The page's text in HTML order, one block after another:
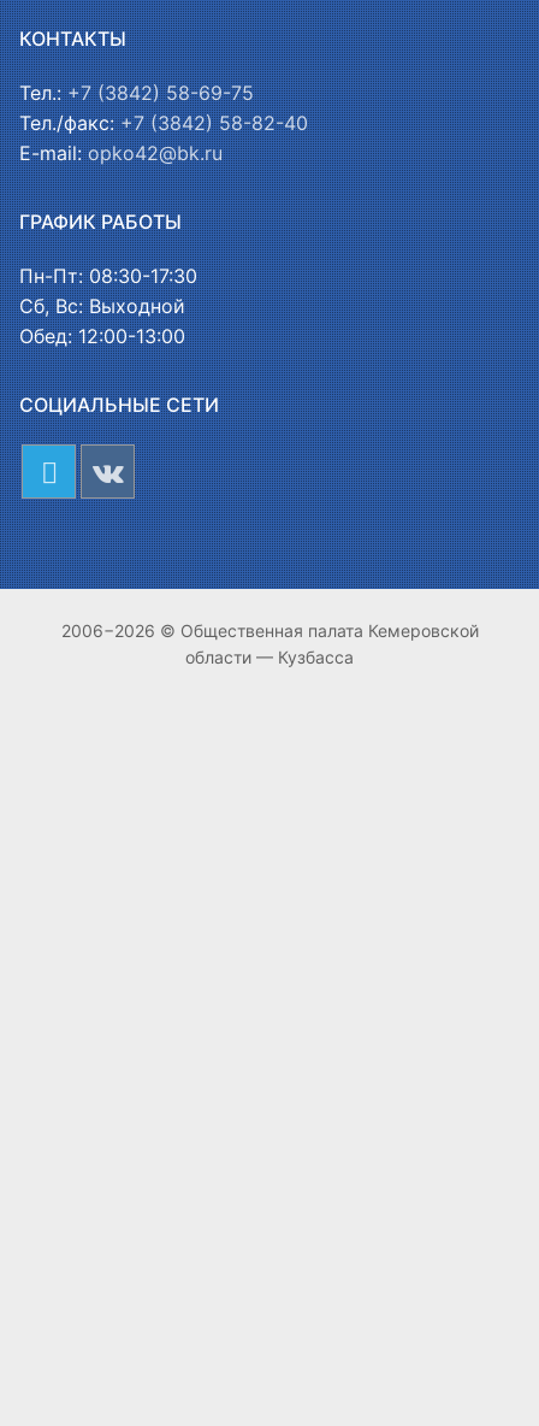
КОНТАКТЫ
Тел.:+7 (3842) 58-69-75
Тел./факс:+7 (3842) 58-82-40
E-mail:opko42@bk.ru
ГРАФИК РАБОТЫ
Пн-Пт: 08:30-17:30
Сб, Вс: Выходной
Обед: 12:00-13:00
СОЦИАЛЬНЫЕ СЕТИ
2006−2026 © Общественная палата Кемеровской
области — Кузбасса